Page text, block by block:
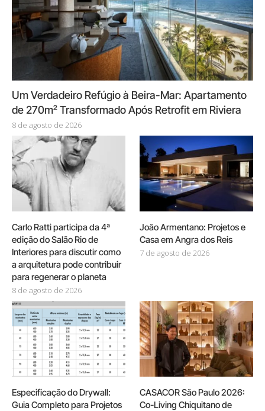
Um Verdadeiro Refúgio à Beira-Mar: Apartamento
de 270m² Transformado Após Retrofit em Riviera
8 de agosto de 2026
Carlo Ratti participa da 4ª
edição do Salão Rio de
Interiores para discutir como
a arquitetura pode contribuir
para regenerar o planeta
8 de agosto de 2026
João Armentano: Projetos e
Casa em Angra dos Reis
7 de agosto de 2026
Especificação do Drywall:
Guia Completo para Projetos
CASACOR São Paulo 2026:
Co-Living Chiquitano de